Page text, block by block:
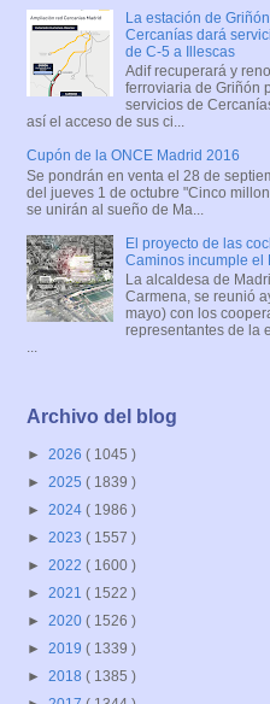
La estación de
Cercanías dará
de C-5 a Illescas
Adif recuperará y
ferroviaria de Griñón
servicios de
así el acceso de sus ci...
Cupón de la ONCE Madrid 2016
Se pondrán en venta el 28 de
del jueves 1 de octubre "Cinco
se unirán al sueño de Ma...
El proyecto de las
Caminos incumple el
La alcaldesa de
Carmena, se reunió
mayo) con los
representantes de la
...
Archivo del blog
► 2026 ( 1045 )
► 2025 ( 1839 )
► 2024 ( 1986 )
► 2023 ( 1557 )
► 2022 ( 1600 )
► 2021 ( 1522 )
► 2020 ( 1526 )
► 2019 ( 1339 )
► 2018 ( 1385 )